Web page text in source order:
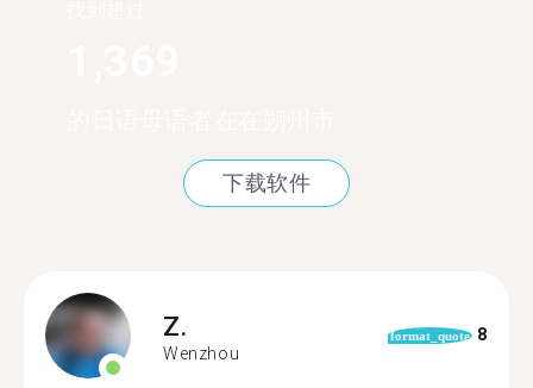
下载软件
Z.
Wenzhou
format_quote 8